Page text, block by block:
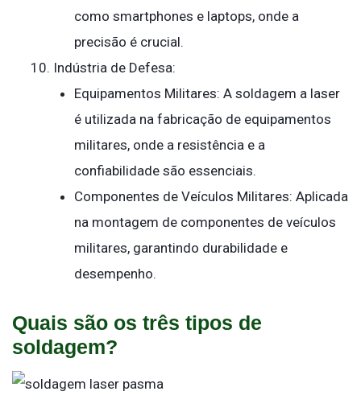
como smartphones e laptops, onde a
precisão é crucial.
Indústria de Defesa:
Equipamentos Militares: A soldagem a laser
é utilizada na fabricação de equipamentos
militares, onde a resistência e a
confiabilidade são essenciais.
Componentes de Veículos Militares: Aplicada
na montagem de componentes de veículos
militares, garantindo durabilidade e
desempenho.
Quais são os três tipos de
soldagem?